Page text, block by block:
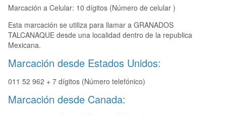
Marcación a Celular: 10 dígitos (Número de celular )
Esta marcación se utiliza para llamar a GRANADOS
TALCANAQUE desde una localidad dentro de la republica
Mexicana.
Marcación desde Estados Unidos:
011 52 962 + 7 dígitos (Número telefónico)
Marcación desde Canada: